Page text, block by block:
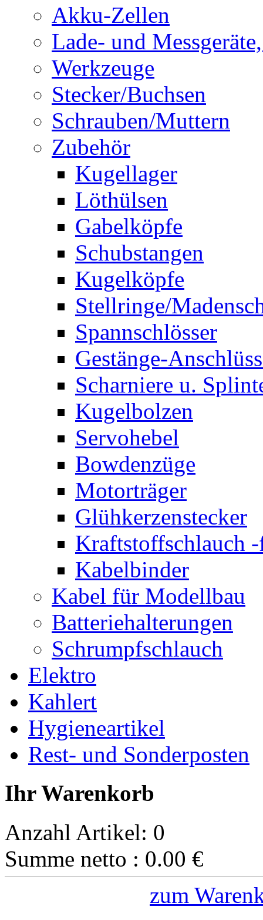
Akku-Zellen
Lade- und
Werkzeuge
Stecker/Buchsen
Schrauben/Muttern
Zubehör
Kugellager
Löthülsen
Gabelköpfe
Schubstangen
Kugelköpfe
Stellringe/
Spannschlösser
Gestänge-
Scharniere u.
Kugelbolzen
Servohebel
Bowdenzüge
Motorträger
Glühkerzenstecker
Kraftstoffschlauch
Kabelbinder
Kabel für Modellbau
Batteriehalterungen
Schrumpfschlauch
Elektro
Kahlert
Hygieneartikel
Rest- und Sonderposten
Ihr Warenkorb
Anzahl Artikel: 0
Summe netto : 0.00 €
zum